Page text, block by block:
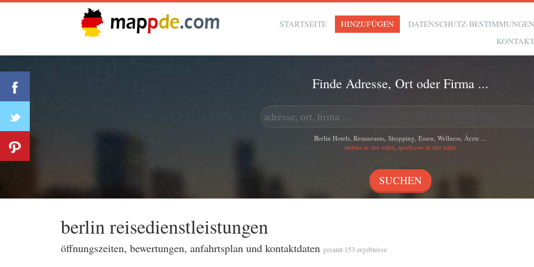
STARTSEITE HINZUFÜGEN
DATENSCHUTZ-
Finde Adresse, Ort oder Firma ...
Berlin Hotels, Restaurants, Shopping, Essen, Wellness, Ärzte ...
imbiss in der nähe, sparkasse in der nähe
berlin reisedienstleistungen
öffnungszeiten, bewertungen, anfahrtsplan und kontaktdaten gesamt 153 ergebnisse